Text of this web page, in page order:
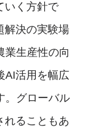
いく方針で
解決の実験場
業生産性の向
AI活用を幅広
。グローバル
れることもあ